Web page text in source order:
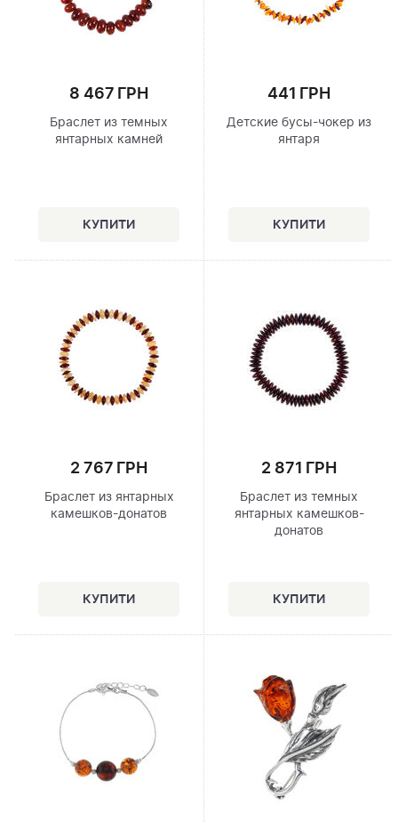
8 467 ГРН
Браслет из темных
янтарных камней
441 ГРН
Детские бусы-чокер из
янтаря
2 767 ГРН
Браслет из янтарных
камешков-донатов
2 871 ГРН
Браслет из темных
янтарных камешков-
донатов